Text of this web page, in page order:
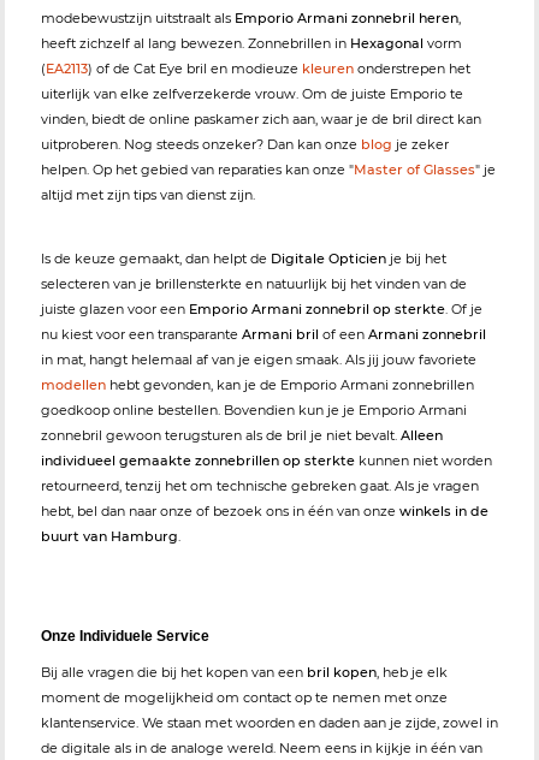
modebewustzijn uitstraalt als Emporio Armani zonnebril heren,
heeft zichzelf al lang bewezen. Zonnebrillen in Hexagonal vorm
(EA2113) of de Cat Eye bril en modieuze kleuren onderstrepen het
uiterlijk van elke zelfverzekerde vrouw. Om de juiste Emporio te
vinden, biedt de online paskamer zich aan, waar je de bril direct kan
uitproberen. Nog steeds onzeker? Dan kan onze blog je zeker
helpen. Op het gebied van reparaties kan onze "Master of Glasses" je
altijd met zijn tips van dienst zijn.
Is de keuze gemaakt, dan helpt de Digitale Opticien je bij het
selecteren van je brillensterkte en natuurlijk bij het vinden van de
juiste glazen voor een Emporio Armani zonnebril op sterkte. Of je
nu kiest voor een transparante Armani bril of een Armani zonnebril
in mat, hangt helemaal af van je eigen smaak. Als jij jouw favoriete
modellen hebt gevonden, kan je de Emporio Armani zonnebrillen
goedkoop online bestellen. Bovendien kun je je Emporio Armani
zonnebril gewoon terugsturen als de bril je niet bevalt. Alleen
individueel gemaakte zonnebrillen op sterkte kunnen niet worden
retourneerd, tenzij het om technische gebreken gaat. Als je vragen
hebt, bel dan naar onze of bezoek ons in één van onze winkels in de
buurt van Hamburg.
Onze Individuele Service
Bij alle vragen die bij het kopen van een bril kopen, heb je elk
moment de mogelijkheid om contact op te nemen met onze
klantenservice. We staan met woorden en daden aan je zijde, zowel in
de digitale als in de analoge wereld. Neem eens in kijkje in één van